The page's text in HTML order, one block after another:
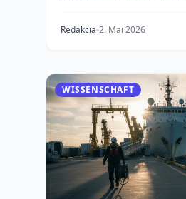
Redakcia 2. Mai 2026
WISSENSCHAFT